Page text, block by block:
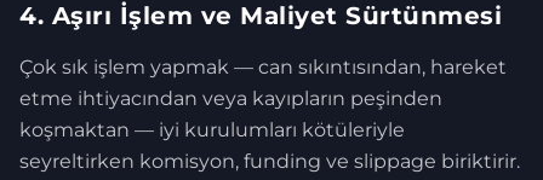
4. Aşırı İşlem ve Maliyet Sürtünmesi
Çok sık işlem yapmak — can sıkıntısından, hareket
etme ihtiyacından veya kayıpların peşinden
koşmaktan — iyi kurulumları kötüleriyle
seyreltirken komisyon, funding ve slippage biriktirir.